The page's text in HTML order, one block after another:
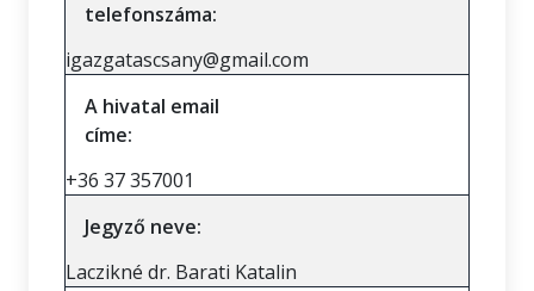
telefonszáma:
igazgatascsany@gmail.com
A hivatal email
címe:
+36 37 357001
Jegyző neve:
Laczikné dr. Barati Katalin